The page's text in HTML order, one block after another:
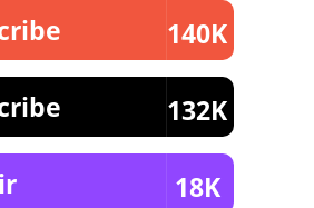
140K
132K
18K